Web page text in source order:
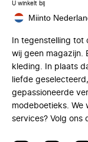
U winkelt bij
Miinto
In tegenstelling
wij geen magazijn.
kleding. In plaats
liefde
gepassioneerde
modeboetieks. We
services? Volg ons